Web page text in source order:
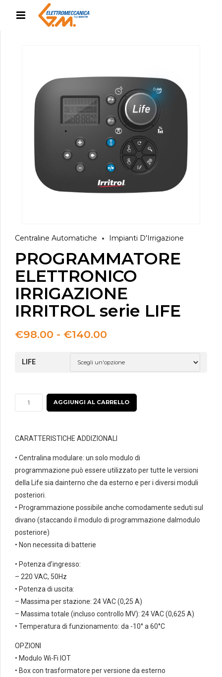
Centraline Automatiche Impianti D'Irrigazione
PROGRAMMATORE
ELETTRONICO
IRRIGAZIONE
IRRITROL serie LIFE
€98.00 - €140.00
prezzo:
da
€98.00
€140.00
LIFE
PROGRAMMATORE
ELETTRONICO
IRRITROL
LIFE
quantità
AGGIUNGI AL CARRELLO
CARATTERISTICHE ADDIZIONALI
• Centralina modulare: un solo modulo di
programmazione può essere utilizzato per tutte le versioni
della Life sia dainterno che da esterno e per i diversi moduli
posteriori.
• Programmazione possibile anche comodamente seduti sul
divano (staccando il modulo di programmazione dalmodulo
posteriore)
• Non necessita di batterie
• Potenza d’ingresso:
– 220 VAC, 50Hz
• Potenza di uscita:
– Massima per stazione: 24 VAC (0,25 A)
– Massima totale (incluso controllo MV): 24 VAC (0,625 A)
• Temperatura di funzionamento: da -10° a 60°C
OPZIONI
• Modulo Wi-Fi IOT
• Box con trasformatore per versione da esterno